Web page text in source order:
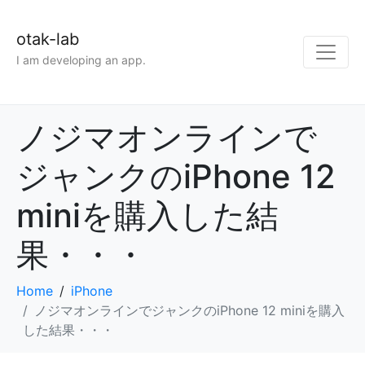
otak-lab
I am developing an app.
ノジマオンラインで
ジャンクのiPhone 12
miniを購入した結
果・・・
Home
iPhone
ノジマオンラインでジャンクのiPhone 12 miniを購入
した結果・・・